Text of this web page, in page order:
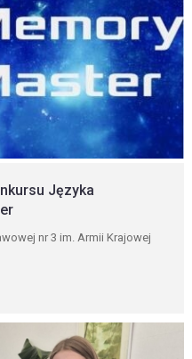
Języka
nr 3 im. Armii Krajowej